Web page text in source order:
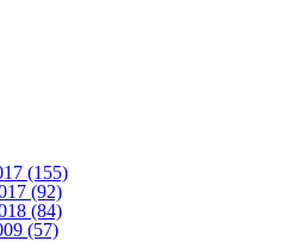
(155)
(92)
(84)
(57)